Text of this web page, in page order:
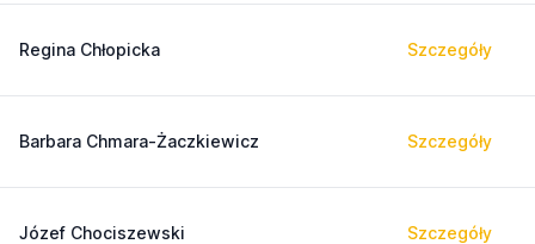
Regina Chłopicka Szczegóły
Barbara Chmara-Żaczkiewicz Szczegóły
Józef Chociszewski Szczegóły